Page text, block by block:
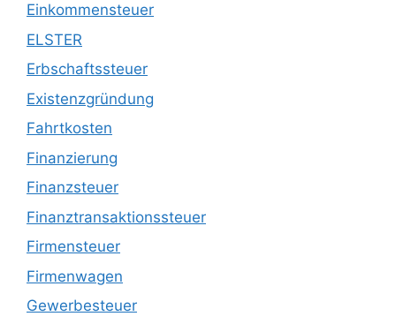
Einkommensteuer
ELSTER
Erbschaftssteuer
Existenzgründung
Fahrtkosten
Finanzierung
Finanzsteuer
Finanztransaktionssteuer
Firmensteuer
Firmenwagen
Gewerbesteuer